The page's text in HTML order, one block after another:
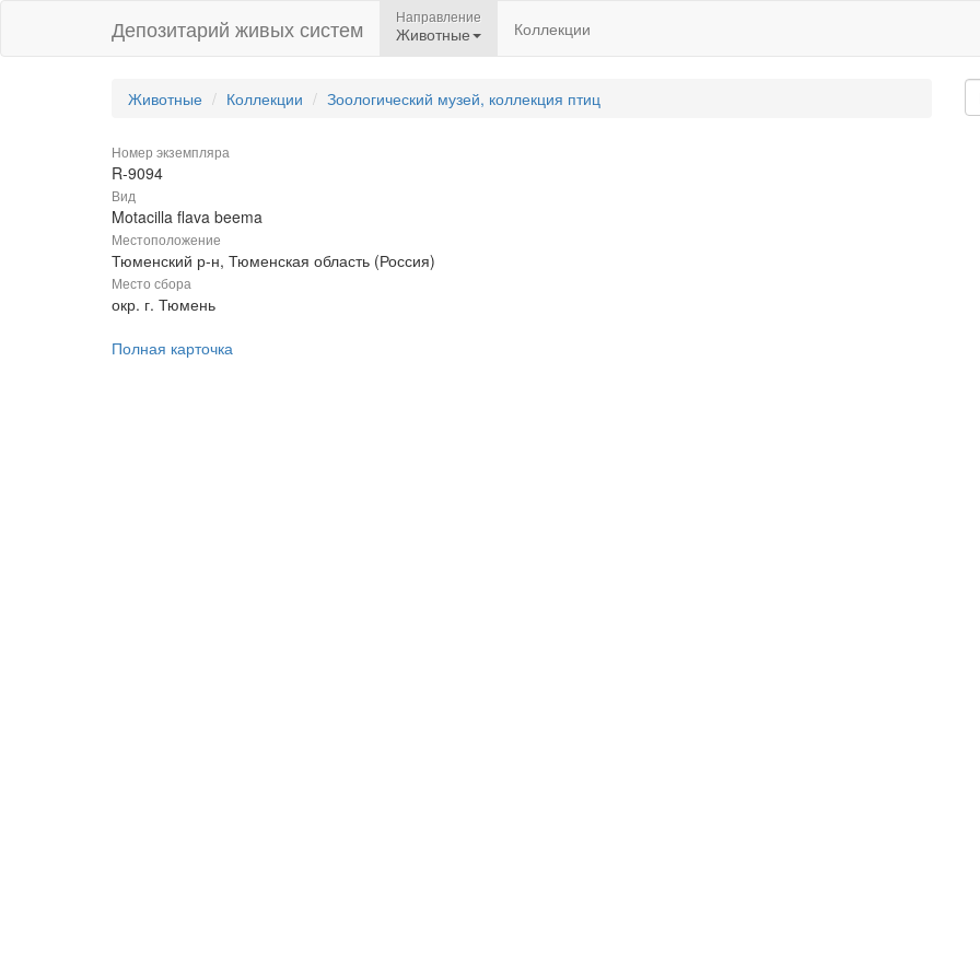
Депозитарий живых систем Направление
Животные Коллекции
Животные Коллекции Зоологический музей, коллекция птиц
Номер экземпляра
R-9094
Вид
Motacilla flava beema
Местоположение
Тюменский р-н, Тюменская область (Россия)
Место сбора
окр. г. Тюмень
Полная карточка